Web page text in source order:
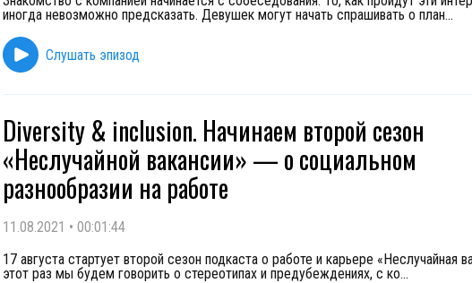
иногда невозможно предсказать. Девушек могут начать спрашивать о план...
Слушать эпизод
Diversity & inclusion. Начинаем второй сезон
«Неслучайной вакансии» — о социальном
разнообразии на работе
11.08.2021 • 00:01:44
17 августа стартует второй сезон подкаста о работе и карьере «Неслучайная
этот раз мы будем говорить о стереотипах и предубеждениях, с ко...